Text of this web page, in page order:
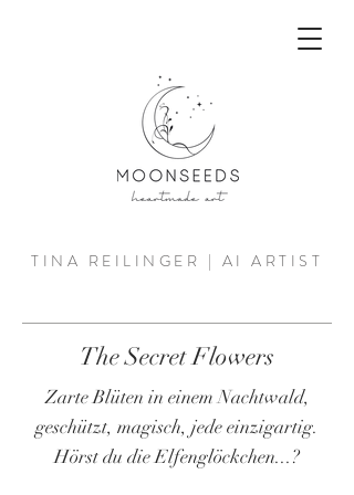
TINA REILINGER | AI ARTIST
The Secret Flowers
Zarte Blüten in einem Nachtwald,
geschützt, magisch, jede einzigartig.
Hörst du die Elfenglöckchen...?